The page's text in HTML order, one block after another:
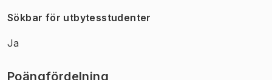
Sökbar för utbytesstudenter
Ja
Poängfördelning